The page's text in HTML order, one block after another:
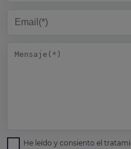
He leído y consiento el